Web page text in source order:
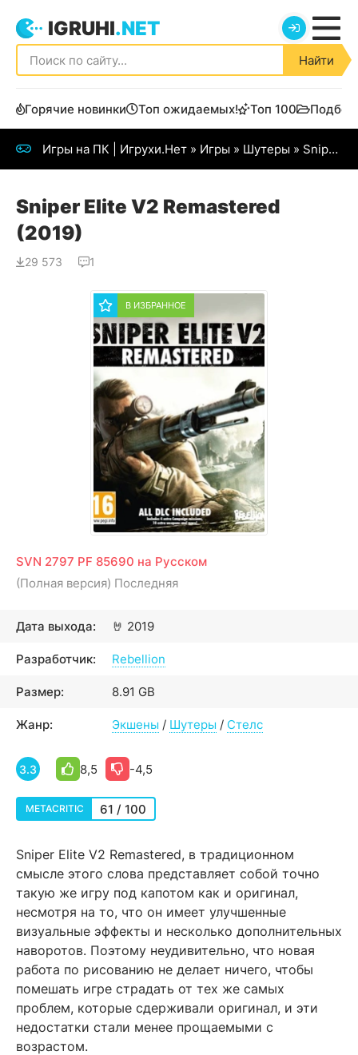
IGRUHI.NET
Найти
Горячие новинки Топ ожидаемых! Топ 100
Игры на ПК | Игрухи.Нет » Игры » Шутеры » Sniper Elite V2 Remastered (2019)
Sniper Elite V2 Remastered
(2019)
29 573 1
В ИЗБРАННОЕ
SVN 2797 PF 85690 на Русском
(Полная версия) Последняя
🤘
Дата выхода: 2019
Разработчик: Rebellion
Размер: 8.91 GB
Жанр: Экшены / Шутеры / Стелс
3.3 8,5 -4,5
METACRITIC 61 / 100
Sniper Elite V2 Remastered, в традиционном
смысле этого слова представляет собой точно
такую же игру под капотом как и оригинал,
несмотря на то, что он имеет улучшенные
визуальные эффекты и несколько дополнительных
наворотов. Поэтому неудивительно, что новая
работа по рисованию не делает ничего, чтобы
помешать игре страдать от тех же самых
проблем, которые сдерживали оригинал, и эти
недостатки стали менее прощаемыми с
возрастом.